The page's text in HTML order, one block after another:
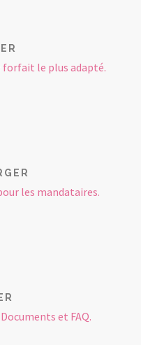
forfait le plus adapté.
les mandataires.
et FAQ.